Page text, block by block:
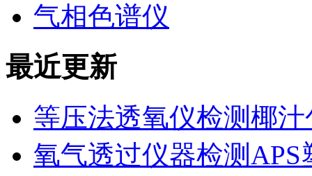
气相色谱仪
最近更新
等压法透氧仪检测椰
氧气透过仪器检测